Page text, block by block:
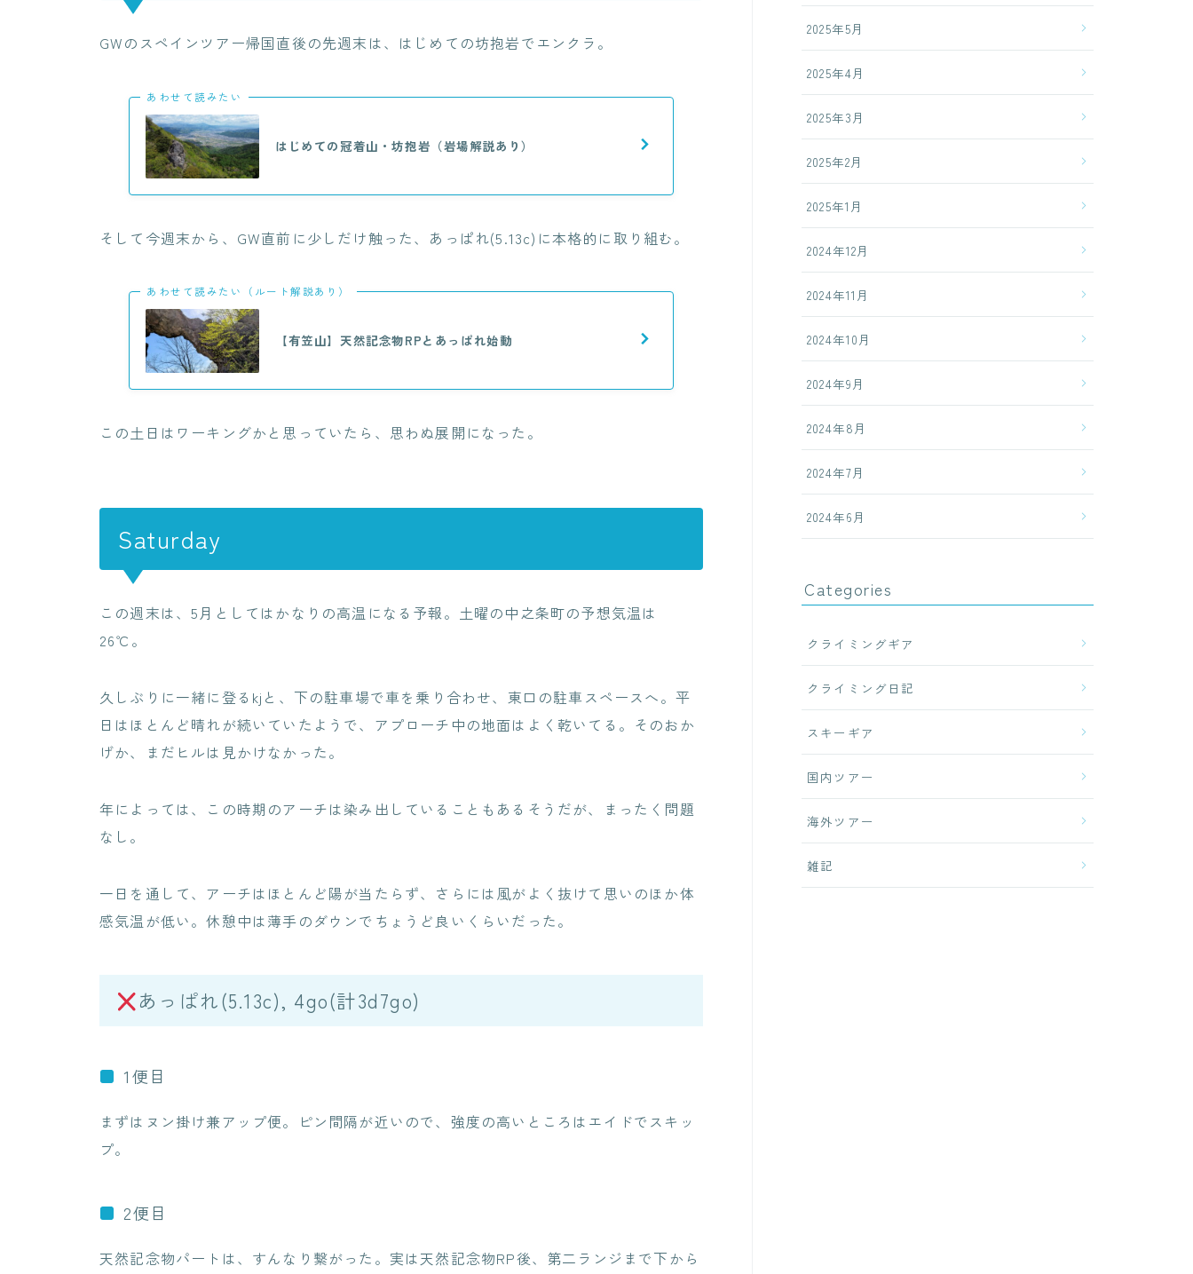
GWのスペインツアー帰国直後の先週末は、はじめての坊抱岩でエンクラ。
あわせて読みたい
はじめての冠着山・坊抱岩（岩場解説あり）
そして今週末から、GW直前に少しだけ触った、あっぱれ(5.13c)に本格的に取り組む。
あわせて読みたい（ルート解説あり）
【有笠山】天然記念物RPとあっぱれ始動
この土日はワーキングかと思っていたら、思わぬ展開になった。
Saturday
この週末は、5月としてはかなりの高温になる予報。土曜の中之条町の予想気温は
26℃。
久しぶりに一緒に登るkjと、下の駐車場で車を乗り合わせ、東口の駐車スペースへ。平
日はほとんど晴れが続いていたようで、アプローチ中の地面はよく乾いてる。そのおか
げか、まだヒルは見かけなかった。
年によっては、この時期のアーチは染み出していることもあるそうだが、まったく問題
なし。
一日を通して、アーチはほとんど陽が当たらず、さらには風がよく抜けて思いのほか体
感気温が低い。休憩中は薄手のダウンでちょうど良いくらいだった。
あっぱれ(5.13c), 4go(計3d7go)
1便目
まずはヌン掛け兼アップ便。ピン間隔が近いので、強度の高いところはエイドでスキッ
プ。
2便目
天然記念物パートは、すんなり繋がった。実は天然記念物RP後、第二ランジまで下から
2025年5月
2025年4月
2025年3月
2025年2月
2025年1月
2024年12月
2024年11月
2024年10月
2024年9月
2024年8月
2024年7月
2024年6月
Categories
クライミングギア
クライミング日記
スキーギア
国内ツアー
海外ツアー
雑記